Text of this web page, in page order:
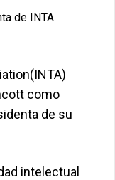
como
de su
intelectual